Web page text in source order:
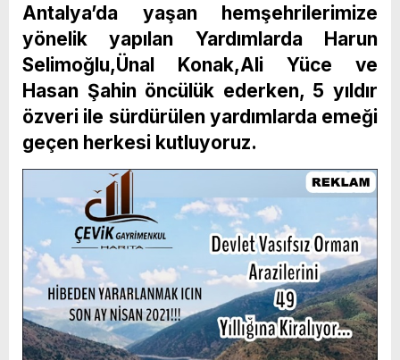
Antalya’da yaşan hemşehrilerimize
yönelik yapılan Yardımlarda Harun
Selimoğlu,Ünal Konak,Ali Yüce ve
Hasan Şahin öncülük ederken, 5 yıldır
özveri ile sürdürülen yardımlarda emeği
geçen herkesi kutluyoruz.